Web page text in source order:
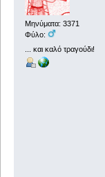
Μηνύματα: 3371
Φύλο:
... και καλό τραγούδι!